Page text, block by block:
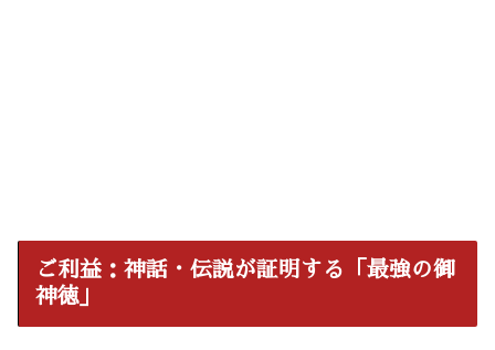
ご利益：神話・伝説が証明する「最強の御
神徳」